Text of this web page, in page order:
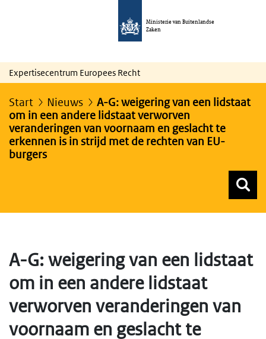
Ministerie van Buitenlandse
Zaken
Expertisecentrum Europees Recht
Start Nieuws
A-G: weigering van een lidstaat
om in een andere lidstaat verworven
veranderingen van voornaam en geslacht te
erkennen is in strijd met de rechten van EU-
burgers
A-G: weigering van een lidstaat
om in een andere lidstaat
verworven veranderingen van
voornaam en geslacht te